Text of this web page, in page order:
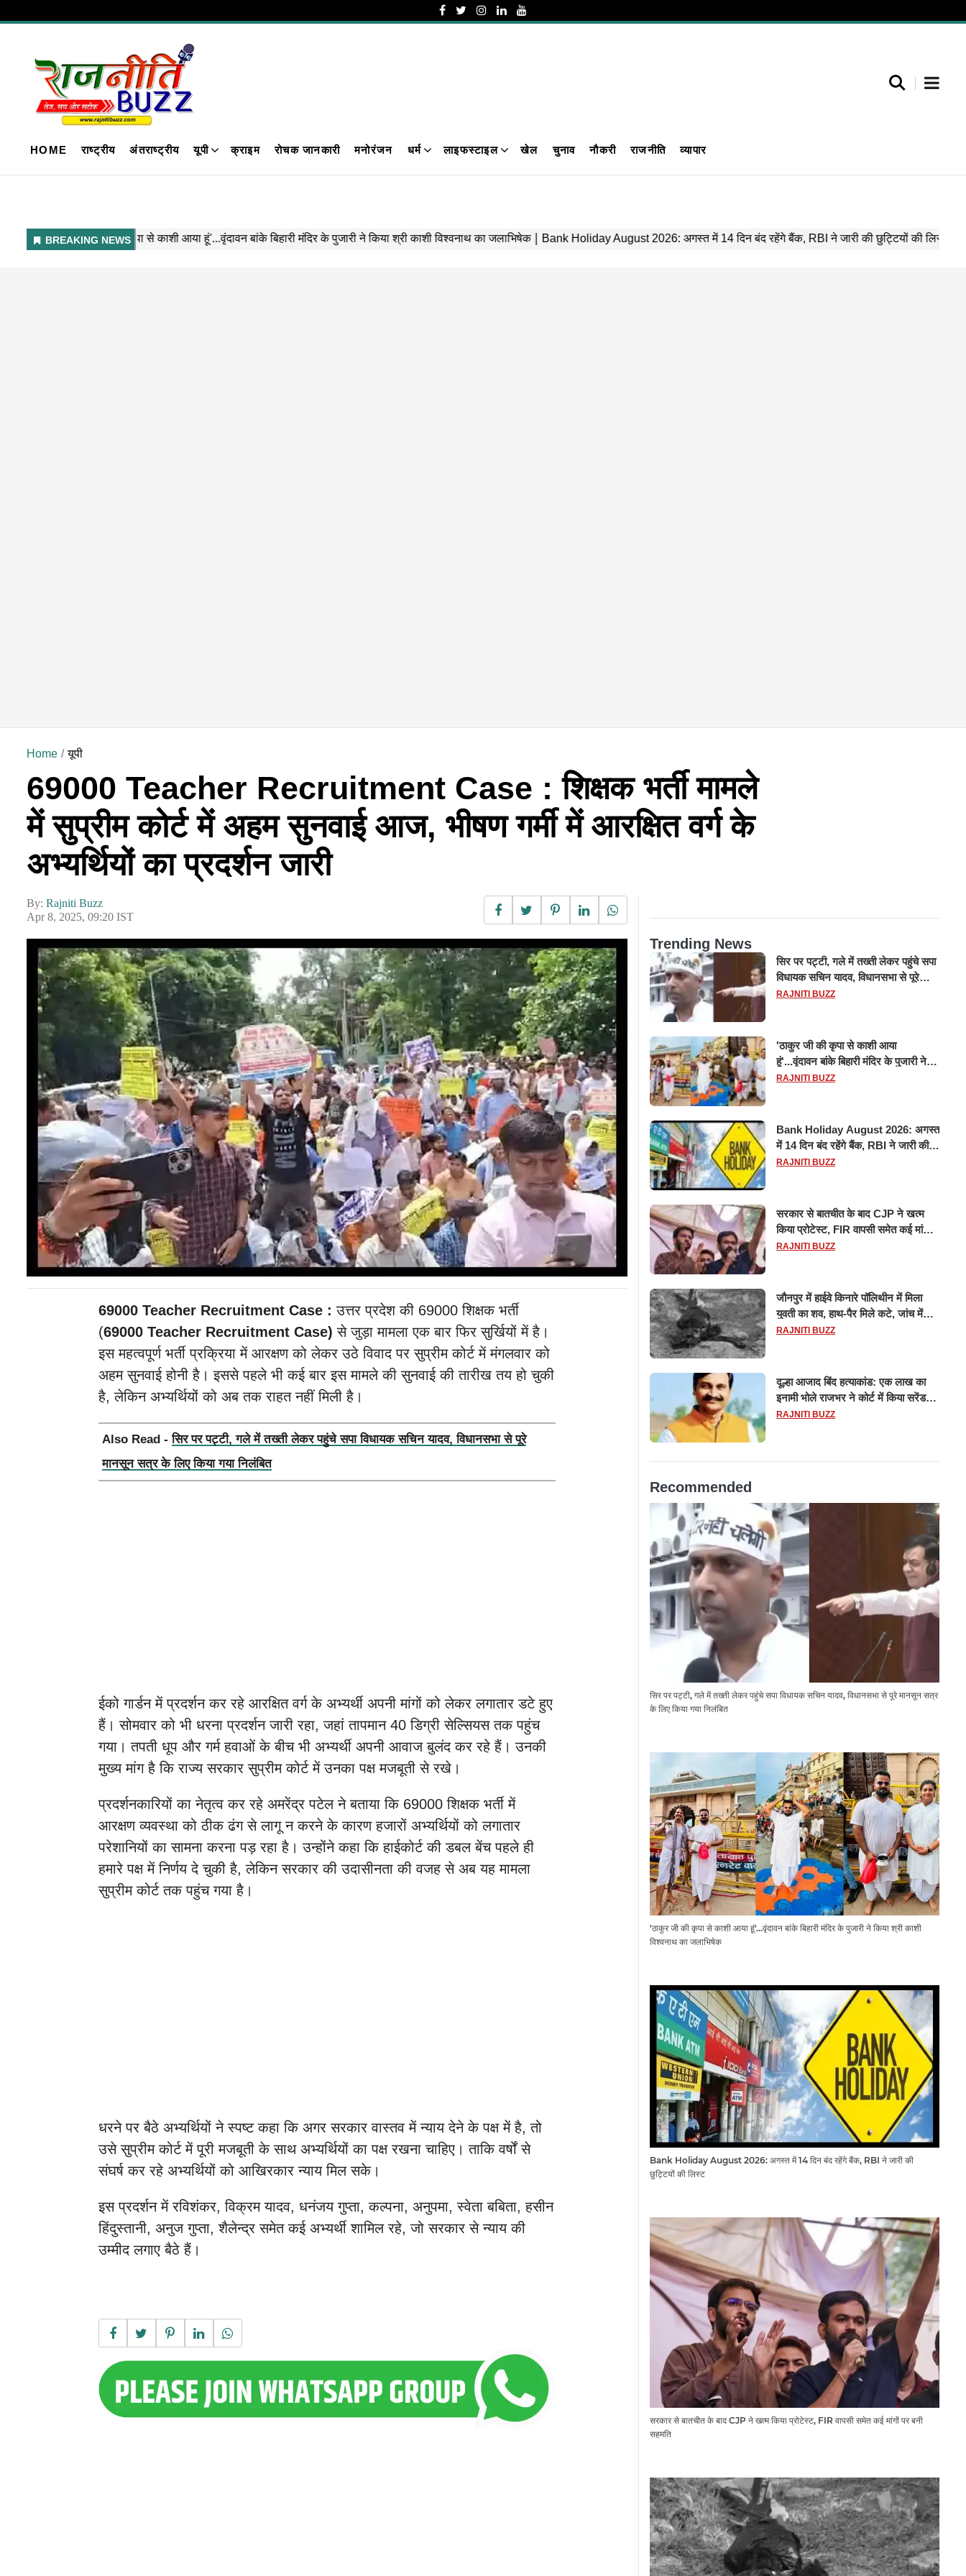
HOME राष्ट्रीय अंतराष्ट्रीय यूपी क्राइम रोचक जानकारी मनोरंजन धर्म लाइफस्टाइल खेल चुनाव नौकरी राजनीति व्यापार
Home यूपी
69000 Teacher Recruitment Case : शिक्षक भर्ती मामले
में सुप्रीम कोर्ट में अहम सुनवाई आज, भीषण गर्मी में आरक्षित वर्ग के
अभ्यर्थियों का प्रदर्शन जारी
By: Rajniti Buzz
Apr 8, 2025, 09:20 IST
69000 Teacher Recruitment Case :उत्तर प्रदेश की 69000 शिक्षक भर्ती
(69000 Teacher Recruitment Case) से जुड़ा मामला एक बार फिर सुर्खियों में है।
इस महत्वपूर्ण भर्ती प्रक्रिया में आरक्षण को लेकर उठे विवाद पर सुप्रीम कोर्ट में मंगलवार को
अहम सुनवाई होनी है। इससे पहले भी कई बार इस मामले की सुनवाई की तारीख तय हो चुकी
है, लेकिन अभ्यर्थियों को अब तक राहत नहीं मिली है।
Also Read -सिर पर पट्टी, गले में तख्ती लेकर पहुंचे सपा विधायक सचिन यादव, विधानसभा से पूरे
मानसून सत्र के लिए किया गया निलंबित
ईको गार्डन में प्रदर्शन कर रहे आरक्षित वर्ग के अभ्यर्थी अपनी मांगों को लेकर लगातार डटे हुए
हैं। सोमवार को भी धरना प्रदर्शन जारी रहा, जहां तापमान 40 डिग्री सेल्सियस तक पहुंच
गया। तपती धूप और गर्म हवाओं के बीच भी अभ्यर्थी अपनी आवाज बुलंद कर रहे हैं। उनकी
मुख्य मांग है कि राज्य सरकार सुप्रीम कोर्ट में उनका पक्ष मजबूती से रखे।
प्रदर्शनकारियों का नेतृत्व कर रहे अमरेंद्र पटेल ने बताया कि 69000 शिक्षक भर्ती में
आरक्षण व्यवस्था को ठीक ढंग से लागू न करने के कारण हजारों अभ्यर्थियों को लगातार
परेशानियों का सामना करना पड़ रहा है। उन्होंने कहा कि हाईकोर्ट की डबल बेंच पहले ही
हमारे पक्ष में निर्णय दे चुकी है, लेकिन सरकार की उदासीनता की वजह से अब यह मामला
सुप्रीम कोर्ट तक पहुंच गया है।
धरने पर बैठे अभ्यर्थियों ने स्पष्ट कहा कि अगर सरकार वास्तव में न्याय देने के पक्ष में है, तो
उसे सुप्रीम कोर्ट में पूरी मजबूती के साथ अभ्यर्थियों का पक्ष रखना चाहिए। ताकि वर्षों से
संघर्ष कर रहे अभ्यर्थियों को आखिरकार न्याय मिल सके।
इस प्रदर्शन में रविशंकर, विक्रम यादव, धनंजय गुप्ता, कल्पना, अनुपमा, स्वेता बबिता, हसीन
हिंदुस्तानी, अनुज गुप्ता, शैलेन्द्र समेत कई अभ्यर्थी शामिल रहे, जो सरकार से न्याय की
उम्मीद लगाए बैठे हैं।
Trending News
सिर पर पट्टी, गले में तख्ती लेकर पहुंचे सपा
विधायक सचिन यादव, विधानसभा से पूरे
मानसून सत्र के लिए किया गया निलंबित
RAJNITI BUZZ
'ठाकुर जी की कृपा से काशी आया
हूं'...वृंदावन बांके बिहारी मंदिर के पुजारी ने
किया श्री काशी विश्वनाथ का जलाभिषेक
RAJNITI BUZZ
Bank Holiday August 2026: अगस्त
में 14 दिन बंद रहेंगे बैंक, RBI ने जारी की
छुट्टियों की लिस्ट​​​​​​​
RAJNITI BUZZ
सरकार से बातचीत के बाद CJP ने खत्म
किया प्रोटेस्ट, FIR वापसी समेत कई मांगों
पर बनी सहमति
RAJNITI BUZZ
जौनपुर में हाईवे किनारे पॉलिथीन में मिला
युवती का शव, हाथ-पैर मिले कटे, जांच में
जुटी पुलिस
RAJNITI BUZZ
दूल्हा आजाद बिंद हत्याकांड: एक लाख का
इनामी भोले राजभर ने कोर्ट में किया सरेंडर,
14 दिन के लिए भेजा गया जेल
RAJNITI BUZZ
Recommended
सिर पर पट्टी, गले में तख्ती लेकर पहुंचे सपा विधायक सचिन यादव, विधानसभा से पूरे मानसून सत्र
के लिए किया गया निलंबित
'ठाकुर जी की कृपा से काशी आया हूं'...वृंदावन बांके बिहारी मंदिर के पुजारी ने किया श्री काशी
विश्वनाथ का जलाभिषेक
Bank Holiday August 2026: अगस्त में 14 दिन बंद रहेंगे बैंक, RBI ने जारी की
छुट्टियों की लिस्ट​​​​​​​
सरकार से बातचीत के बाद CJP ने खत्म किया प्रोटेस्ट, FIR वापसी समेत कई मांगों पर बनी
सहमति